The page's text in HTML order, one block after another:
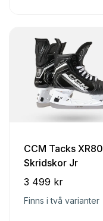
CCM Tacks XR80
Skridskor Jr
3 499 kr
Finns i två varianter